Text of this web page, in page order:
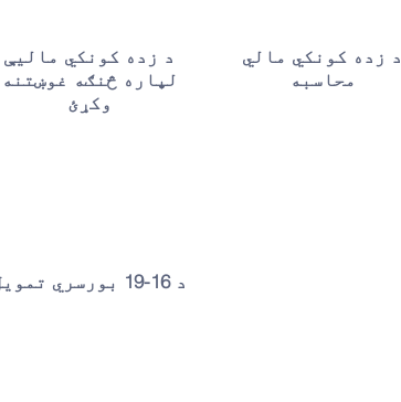
د زده کونکي مالیې
لپاره څنګه غوښتنه
وکړئ
د 16-19 بورسري تمویل
د زده کونکي مالي
محاسبه